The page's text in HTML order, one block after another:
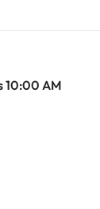
10:00 AM